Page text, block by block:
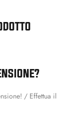
/ Effettua il